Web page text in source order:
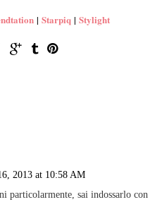
| Starpiq | Stylight
2013 at 10:58 AM
particolarmente, sai indossarlo con